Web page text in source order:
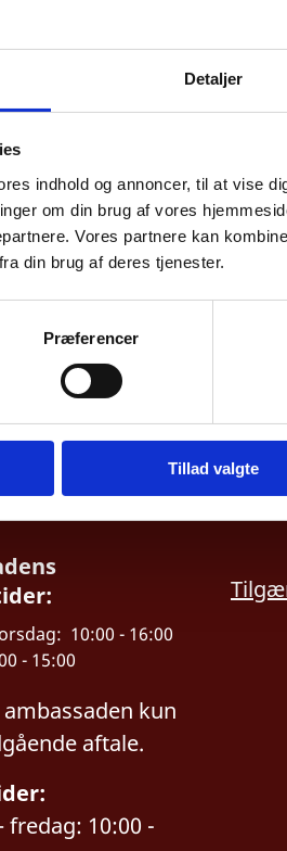
Detaljer
indhold og annoncer, til at vise
om din brug af vores
Vores partnere kan
din brug af deres tjenester.
Præferencer
Tillad valgte
du skal være
uheld undervejs.
hvis der sker uheld
10:00 - 16:00
- 15:00
ambassaden kun
aftale.
fredag: 10:00 -